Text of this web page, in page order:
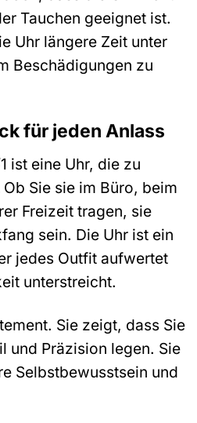
Tauchen geeignet ist.
Uhr längere Zeit unter
Beschädigungen zu
für jeden Anlass
ist eine Uhr, die zu
Sie sie im Büro, beim
Freizeit tragen, sie
sein. Die Uhr ist ein
jedes Outfit aufwertet
unterstreicht.
Sie zeigt, dass Sie
und Präzision legen. Sie
Selbstbewusstsein und